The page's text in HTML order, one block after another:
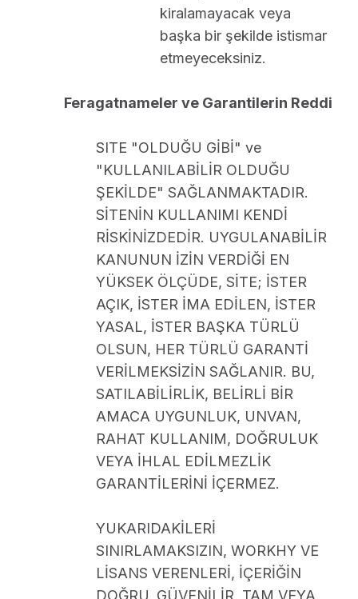
kiralamayacak veya
başka bir şekilde istismar
etmeyeceksiniz.
Feragatnameler ve Garantilerin Reddi
SITE "OLDUĞU GİBİ" ve
"KULLANILABİLİR OLDUĞU
ŞEKİLDE" SAĞLANMAKTADIR.
SİTENİN KULLANIMI KENDİ
RİSKİNİZDEDİR. UYGULANABİLİR
KANUNUN İZİN VERDİĞİ EN
YÜKSEK ÖLÇÜDE, SİTE; İSTER
AÇIK, İSTER İMA EDİLEN, İSTER
YASAL, İSTER BAŞKA TÜRLÜ
OLSUN, HER TÜRLÜ GARANTİ
VERİLMEKSİZİN SAĞLANIR. BU,
SATILABİLİRLİK, BELİRLİ BİR
AMACA UYGUNLUK, UNVAN,
RAHAT KULLANIM, DOĞRULUK
VEYA İHLAL EDİLMEZLİK
GARANTİLERİNİ İÇERMEZ.
YUKARIDAKİLERİ
SINIRLAMAKSIZIN, WORKHY VE
LİSANS VERENLERİ, İÇERİĞİN
DOĞRU, GÜVENİLİR, TAM VEYA